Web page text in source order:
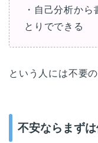
・自己分析か
とりでできる
という人には不要
不安ならまず